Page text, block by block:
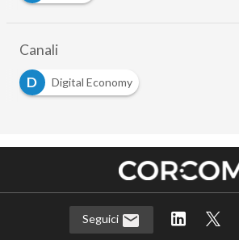
Canali
D
Digital Economy
Seguici